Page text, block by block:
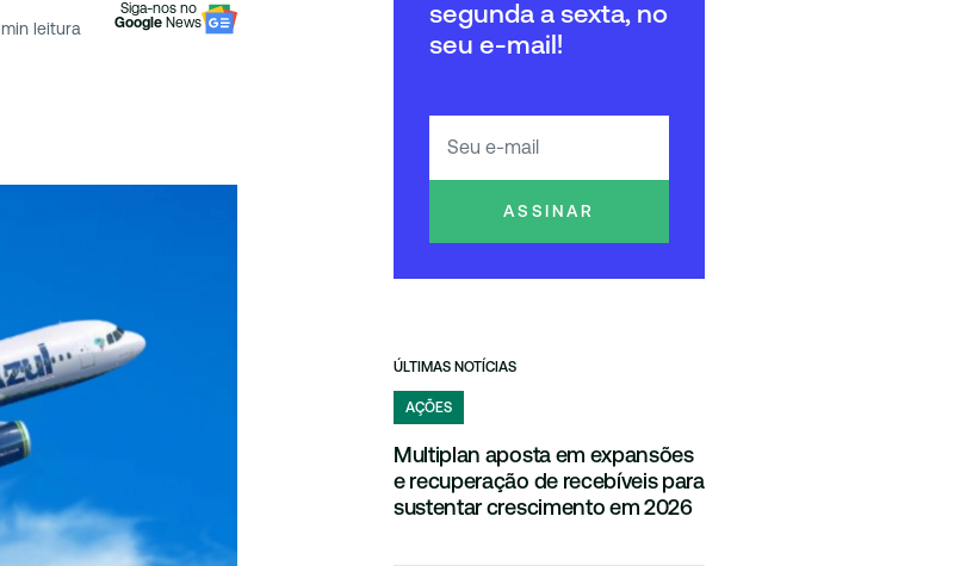
min leitura
Siga-nos no
Google News
segunda a sexta, no
seu e-mail!
ASSINAR
ÚLTIMAS NOTÍCIAS
AÇÕES
Multiplan aposta em expansões
e recuperação de recebíveis para
sustentar crescimento em 2026